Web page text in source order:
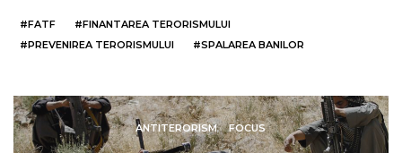
FATF
FINANTAREA TERORISMULUI
PREVENIREA TERORISMULUI
SPALAREA BANILOR
ANTITERORISM FOCUS